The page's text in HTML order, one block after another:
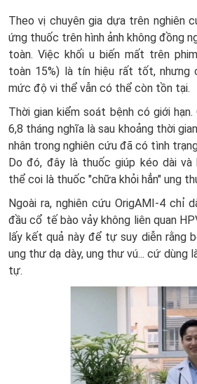
Theo vị chuyên gia dựa trên nghiên
ứng thuốc trên hình ảnh không đồng
toàn. Việc khối u biến mất trên
toàn 15%) là tín hiệu rất tốt,
mức độ vi thể vẫn có thể còn tồn tại.
Thời gian kiểm soát bệnh có giới
6,8 tháng nghĩa là sau khoảng thời
nhân trong nghiên cứu đã có tình
Do đó, đây là thuốc giúp kéo dài và
thể coi là thuốc "chữa khỏi hẳn" ung
Ngoài ra, nghiên cứu OrigAMI-4 chỉ
đầu cổ tế bào vảy không liên quan
lấy kết quả này để tự suy diễn rằng
ung thư dạ dày, ung thư vú... cứ dùng
tự.